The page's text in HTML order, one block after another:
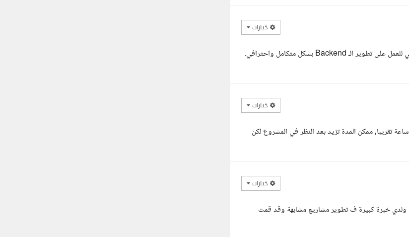
خيارات
مرحبا، اطلعت على تفاصيل مشروعكم الخاص بموقع الحلاقة، ويسعدني أن أقدم عرضي للعمل على تطوير الـ Backend بشكل متكامل واحترافي.
خيارات
السلام عليكم, أنا المبرمج يوسف, اذا كنت مهتم ممكن اخلص لك الموقع في خلال 24 ساعة تقريبا, ممكن المدة تزيد بعد النظر في المشروع لكن
خيارات
السلام عليكم ورحمه الله معك ايمان قدري مطورة ويب باستخدام nodejs express ولدي خبرة كبيرة ف تطوير مشاريع مشابهة وقد قمت